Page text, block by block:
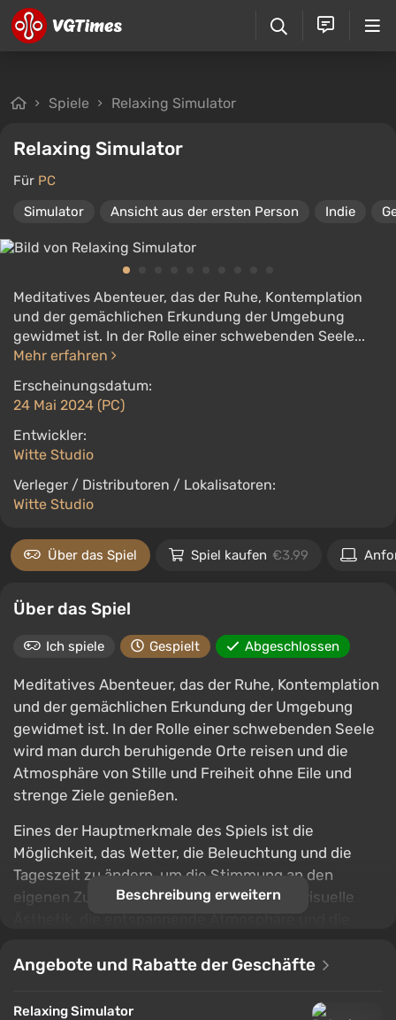
Spiele Relaxing Simulator
Relaxing Simulator
Für PC
Simulator
Ansicht aus der ersten Person Indie
Meditatives Abenteuer, das der Ruhe, Kontemplation
und der gemächlichen Erkundung der Umgebung
gewidmet ist. In der Rolle einer schwebenden Seele...
Mehr erfahren
Erscheinungsdatum:
24 Mai 2024 (PC)
Entwickler:
Witte Studio
Verleger / Distributoren / Lokalisatoren:
Witte Studio
Über das Spiel Spiel kaufen €3.99
Über das Spiel
Ich spiele Gespielt Abgeschlossen
Meditatives Abenteuer, das der Ruhe, Kontemplation
und der gemächlichen Erkundung der Umgebung
gewidmet ist. In der Rolle einer schwebenden Seele
wird man durch beruhigende Orte reisen und die
Atmosphäre von Stille und Freiheit ohne Eile und
strenge Ziele genießen.
Eines der Hauptmerkmale des Spiels ist die
Möglichkeit, das Wetter, die Beleuchtung und die
Tageszeit zu ändern, um die Stimmung an den
eigenen Zustand anzupassen. Die sanfte visuelle
einen gemütlichen Urlaub, bei dem nicht das
innerer Ruhe am wichtigsten sind.
Beschreibung erweitern
Angebote und Rabatte der Geschäfte
Relaxing Simulator